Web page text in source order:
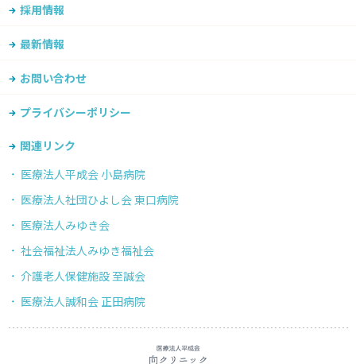
採用情報
最新情報
お問い合わせ
プライバシーポリシー
関連リンク
医療法人平成会 小島病院
医療法人社団ひよし会 東口病院
医療法人みゆき会
社会福祉法人みゆき福祉会
介護老人保健施設 至誠会
医療法人誠和会 正田病院